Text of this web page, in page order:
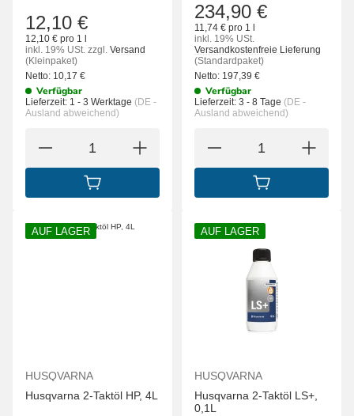
12,10 €
12,10 € pro 1 l
inkl. 19% USt. zzgl. Versand
(Kleinpaket)
Netto: 10,17 €
Verfügbar
Lieferzeit: 1 - 3 Werktage (DE -
Ausland abweichend)
IN DEN WARENKORB
234,90 €
11,74 € pro 1 l
inkl. 19% USt.
Versandkostenfreie Lieferung
(Standardpaket)
Netto: 197,39 €
Verfügbar
Lieferzeit: 3 - 8 Tage (DE -
Ausland abweichend)
IN DEN
AUF LAGER
HUSQVARNA
Husqvarna 2-Taktöl HP, 4L
AUF LAGER
HUSQVARNA
Husqvarna 2-Taktöl LS+,
0,1L